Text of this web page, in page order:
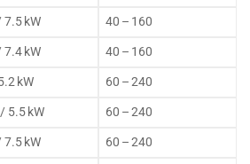
7.5 kW 40 – 160
7.4 kW 40 – 160
kW 60 – 240
5.5 kW 60 – 240
7.5 kW 60 – 240